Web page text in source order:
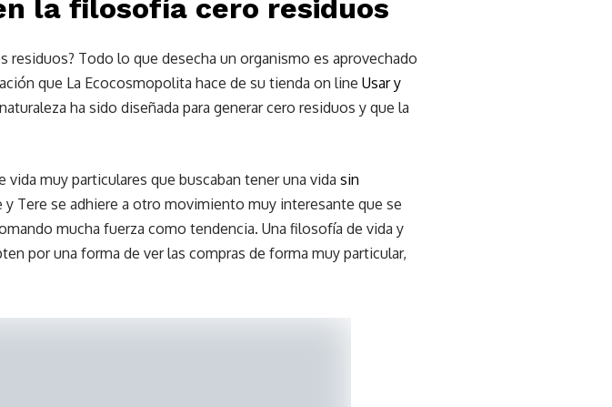
la filosofía cero residuos
residuos? Todo lo que desecha un organismo es aprovechado
que La Ecocosmopolita hace de su tienda on line Usar y
ha sido diseñada para generar cero residuos y que la
muy particulares que buscaban tener una vida sin
y Tere se adhiere a otro movimiento muy interesante que se
mucha fuerza como tendencia. Una filosofía de vida y
por una forma de ver las compras de forma muy particular,